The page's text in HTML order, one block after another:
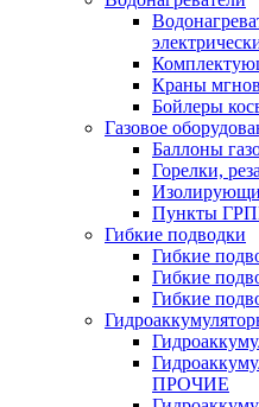
Краны
Бойлеры
Газовое
Баллоны
Горелки,
Пункты
Гибкие подводки
Гибкие
Гибкие
Гибкие
ПРОЧИЕ